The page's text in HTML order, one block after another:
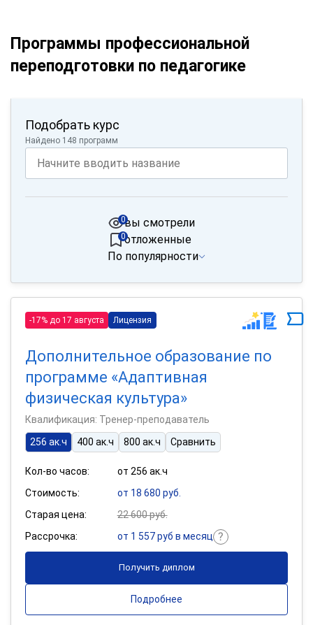
Программы профессиональной
переподготовки по педагогике
Подобрать курс
Найдено 148 программ
вы смотрели
0
отложенные
0
По популярности
-17% до 17 августа Лицензия
Дополнительное образование по
программе «Адаптивная
физическая культура»
Квалификация: Тренер-преподаватель
256 ак.ч
400 ак.ч 800 ак.ч Сравнить
Кол-во часов:
от 256 ак.ч
Стоимость:
от 18 680 руб.
Старая цена:
22 600 руб.
Рассрочка:
от 1 557 руб в месяц
Получить диплом
Подробнее